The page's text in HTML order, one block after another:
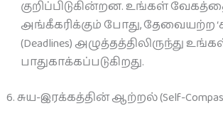
குறிப்பிடுகின்றன. உங்கள்
அங்கீகரிக்கும் போது, தேவையற்ற
(Deadlines) அழுத்தத்திலிருந்து
பாதுகாக்கப்படுகிறது.
6. சுய-இரக்கத்தின் ஆற்றல் (Self-